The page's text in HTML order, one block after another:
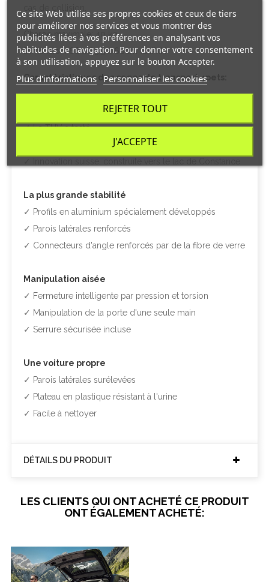
Charge maximale: 40 kg
Dimension: 68 x 83,5 x 66cm (LxPxH
Caractéristiques des cages de transport 4pets:
Qualité contrôlée par le TÜV:
✓ Le TÜV a testé
✓ Matériaux sûrs de haute technologie
La plus grande stabilité
✓ Profils en aluminium spécialement développés
✓ Parois latérales renforcés
✓ Connecteurs d'angle renforcés par de la fibre de verre
Manipulation aisée
✓ Fermeture intelligente par pression et torsion
✓ Manipulation de la porte d'une seule main
✓ Serrure sécurisée incluse
Une voiture propre
✓ Parois latérales surélevées
✓ Plateau en plastique résistant à l'urine
✓ Facile à nettoyer
DÉTAILS DU PRODUIT
LES CLIENTS QUI ONT ACHETÉ CE PRODUIT
ONT ÉGALEMENT ACHETÉ:
Ce site Web utilise ses propres cookies et ceux de tiers
pour améliorer nos services et vous montrer des
publicités liées à vos préférences en analysant vos
habitudes de navigation. Pour donner votre consentement
à son utilisation, appuyez sur le bouton Accepter.
Plus d'informations Personnaliser les cookies
REJETER TOUT
J'ACCEPTE